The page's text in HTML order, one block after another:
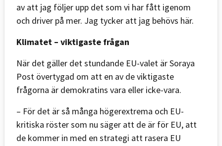
av att jag följer upp det som vi har fått igenom
och driver på mer. Jag tycker att jag behövs här.
Klimatet – viktigaste frågan
När det gäller det stundande EU-valet är Soraya
Post övertygad om att en av de viktigaste
frågorna är demokratins vara eller icke-vara.
– För det är så många högerextrema och EU-
kritiska röster som nu säger att de är för EU, att
de kommer in med en strategi att rasera EU